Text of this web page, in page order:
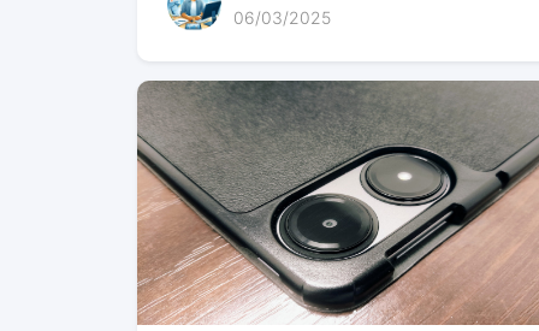
06/03/2025